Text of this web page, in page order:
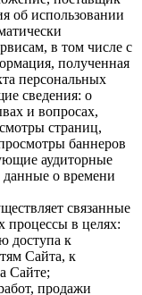
об использовании
в том числе с
полученная
персональных
сведения: о
и вопросах,
страниц,
баннеров
аудиторные
данные о времени
связанные
процессы в целях:
доступа к
Сайта, к
Сайте;
продажи